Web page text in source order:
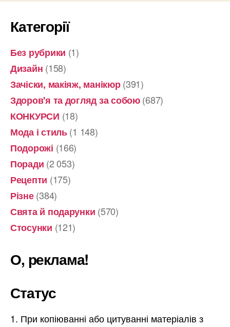
Категорії
Без рубрики (1)
Дизайн (158)
Зачіски, макіяж, манікюр(391)
Здоров'я та догляд за собою(687)
КОНКУРСИ (18)
Мода і стиль(1 148)
Подорожі (166)
Поради (2 053)
Рецепти (175)
Різне(384)
Свята й подарунки (570)
Стосунки (121)
О, реклама!
Статус
При копіюванні або цитуванні матеріалів з